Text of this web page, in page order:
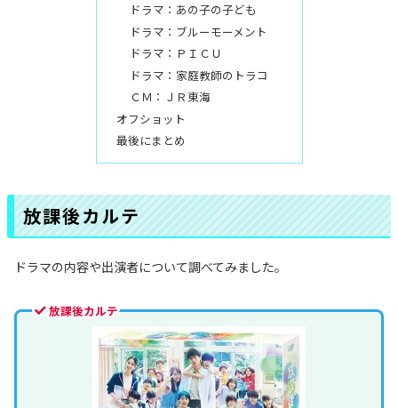
ドラマ：あの子の子ども
ドラマ：ブルーモーメント
ドラマ：ＰＩＣＵ
ドラマ：家庭教師のトラコ
ＣＭ：ＪＲ東海
オフショット
最後にまとめ
放課後カルテ
ドラマの内容や出演者について調べてみました。
放課後カルテ